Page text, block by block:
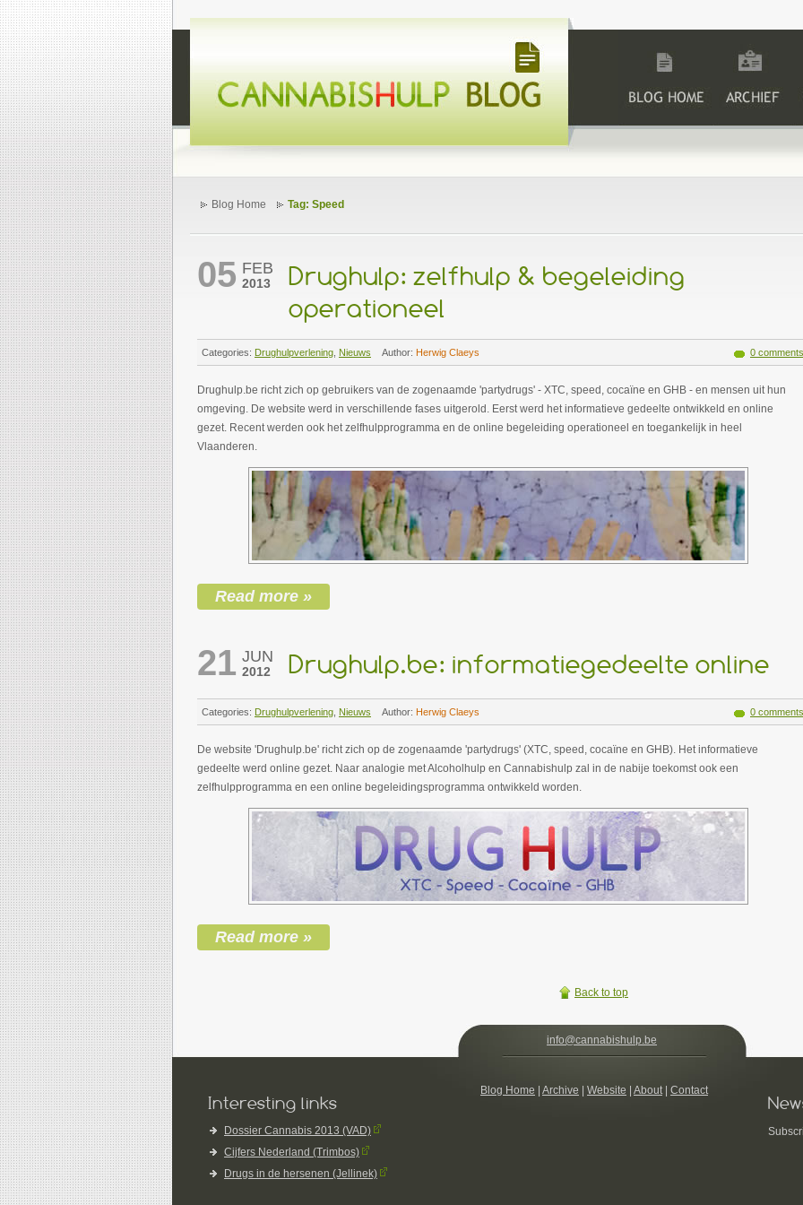
05 FEB
2013
Drughulp: zelfhulp & begeleiding
operationeel
Categories: Drughulpverlening Nieuws Author: Herwig Claeys 0 comments
Drughulp.be richt zich op gebruikers van de zogenaamde 'partydrugs' - XTC, speed, cocaïne en GHB - en mensen uit hun
omgeving. De website werd in verschillende fases uitgerold. Eerst werd het informatieve gedeelte ontwikkeld en online
gezet. Recent werden ook het zelfhulpprogramma en de online begeleiding operationeel en toegankelijk in heel
Vlaanderen.
Read more »
21 JUN
2012 Drughulp.be: informatiegedeelte online
Categories: Drughulpverlening Nieuws Author: Herwig Claeys 0 comments
De website 'Drughulp.be' richt zich op de zogenaamde 'partydrugs' (XTC, speed, cocaïne en GHB). Het informatieve
gedeelte werd online gezet. Naar analogie met Alcoholhulp en Cannabishulp zal in de nabije toekomst ook een
zelfhulpprogramma en een online begeleidingsprogramma ontwikkeld worden.
Read more »
Back to top
Blog Home Tag: Speed
Interesting links
Dossier Cannabis 2013 (VAD)
Cijfers Nederland (Trimbos)
Drugs in de hersenen (Jellinek)
info@cannabishu p.be
Blog Home Archive Website About| Contact